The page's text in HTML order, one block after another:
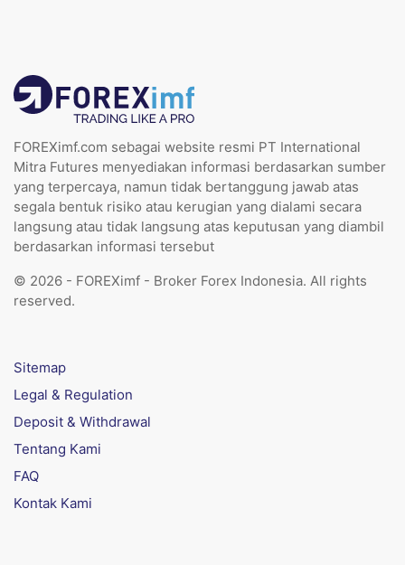
FOREXimf.com sebagai website resmi PT International
Mitra Futures menyediakan informasi berdasarkan sumber
yang terpercaya, namun tidak bertanggung jawab atas
segala bentuk risiko atau kerugian yang dialami secara
langsung atau tidak langsung atas keputusan yang diambil
berdasarkan informasi tersebut
© 2026 - FOREXimf - Broker Forex Indonesia. All rights
reserved.
Sitemap
Legal & Regulation
Deposit & Withdrawal
Tentang Kami
FAQ
Kontak Kami